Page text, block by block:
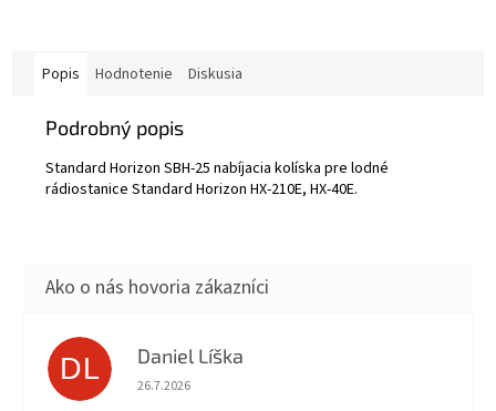
FM rozhlasový prijímač 65 -
mW, vodou aktivované
Obsah balenia:rádiostanica,
kolíska, spona na opasok.
Popis Hodnotenie Diskusia
Podrobný popis
Standard Horizon SBH-25 nabíjacia kolíska pre lodné
rádiostanice Standard Horizon HX-210E, HX-40E.
DL Daniel Líška
Hodnotenie obchodu je 5 z 5 hviezdičiek.
26.7.2026